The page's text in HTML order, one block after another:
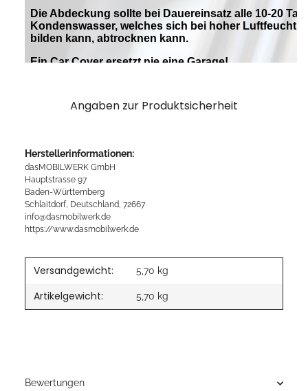
Angaben zur Produktsicherheit
Herstellerinformationen:
dasMOBILWERK GmbH
Hauptstrasse 97
Baden-Württemberg
Schlaitdorf, Deutschland, 72667
info@dasmobilwerk.de
https://www.dasmobilwerk.de
Versandgewicht: 5,70 kg
Artikelgewicht: 5,70 kg
Bewertungen